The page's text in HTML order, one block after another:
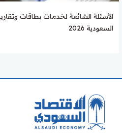
الأسئلة الشائعة لخدمات بطاقات
السعودية 2026